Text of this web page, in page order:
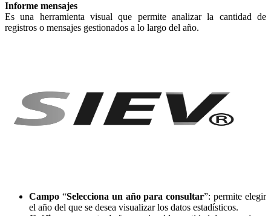
Informe mensajes
Es una herramienta visual que permite analizar la cantidad de
registros o mensajes gestionados a lo largo del año.
Campo “Selecciona un año para consultar”: permite elegir
el año del que se desea visualizar los datos estadísticos.